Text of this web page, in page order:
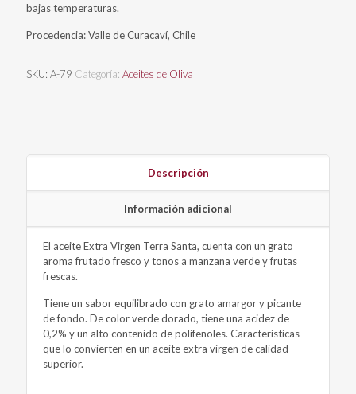
bajas temperaturas.
Procedencia: Valle de Curacaví, Chile
SKU: A-79 Categoría: Aceites de Oliva
Descripción
Información adicional
El aceite Extra Virgen Terra Santa, cuenta con un grato
aroma frutado fresco y tonos a manzana verde y frutas
frescas.
Tiene un sabor equilibrado con grato amargor y picante
de fondo. De color verde dorado, tiene una acidez de
0,2% y un alto contenido de polifenoles. Características
que lo convierten en un aceite extra virgen de calidad
superior.